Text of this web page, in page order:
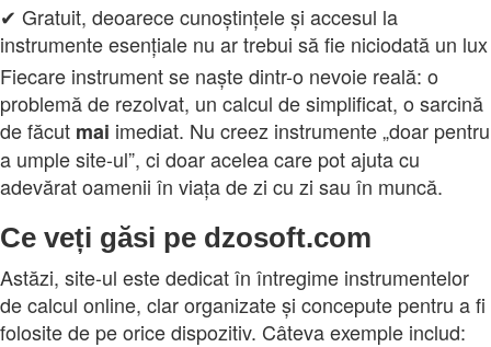
✔ Gratuit, deoarece cunoștințele și accesul la
instrumente esențiale nu ar trebui să fie niciodată un lux
Fiecare instrument se naște dintr-o nevoie reală: o
problemă de rezolvat, un calcul de simplificat, o sarcină
de făcut mai imediat. Nu creez instrumente „doar pentru
a umple site-ul”, ci doar acelea care pot ajuta cu
adevărat oamenii în viața de zi cu zi sau în muncă.
Ce veți găsi pe dzosoft.com
Astăzi, site-ul este dedicat în întregime instrumentelor
de calcul online, clar organizate și concepute pentru a fi
folosite de pe orice dispozitiv. Câteva exemple includ: